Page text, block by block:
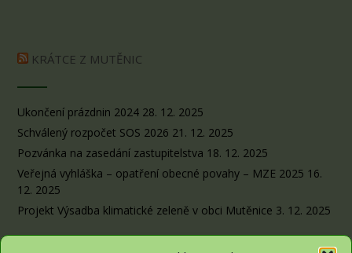
KRÁTCE Z MUTĚNIC
Ukončení prázdnin 2024 28. 12. 2025
Schválený rozpočet SOS 2026 21. 12. 2025
Pozvánka na zasedání zastupitelstva 18. 12. 2025
Veřejná vyhláška – opatření obecné povahy – MZE 2025 16.
12. 2025
Projekt Výsadba klimatické zeleně v obci Mutěnice 3. 12. 2025